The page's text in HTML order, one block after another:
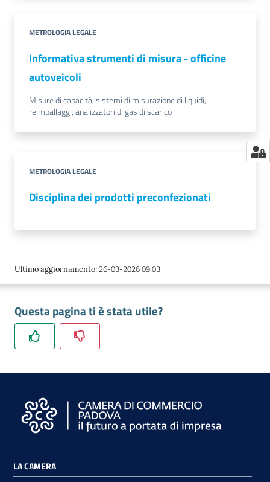
METROLOGIA LEGALE
Informativa strumenti di misura - officine
autoveicoli
Misure di capacità, sistemi di misurazione di liquidi,
reimballaggi, analizzatori di gas di scarico
METROLOGIA LEGALE
Disciplina dei prodotti preconfezionati
Ultimo aggiornamento: 26-03-2026 09:03
Questa pagina ti è stata utile?
LA CAMERA